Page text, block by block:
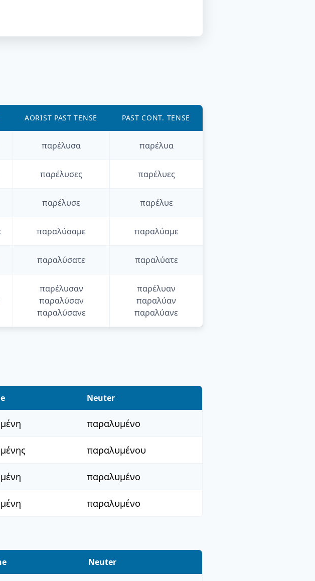
AORIST PAST TENSE PAST CONT. TENSE
παρέλυσα παρέλυα
παρέλυσες παρέλυες
παρέλυσε παρέλυε
παραλύσαμε παραλύαμε
παραλύσατε παραλύατε
παρέλυσαν
παραλύσαν
παραλύσανε
παρέλυαν
παραλύαν
παραλύανε
Neuter
παραλυμένο
παραλυμένου
παραλυμένο
παραλυμένο
Neuter